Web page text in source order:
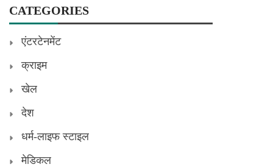
CATEGORIES
एंटरटेनमेंट
क्राइम
खेल
देश
धर्म-लाइफ स्टाइल
मेडिकल